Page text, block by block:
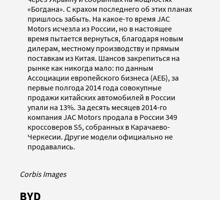
«Богдана». С крахом последнего об этих планах
пришлось забыть. На какое-то время JAC
Motors исчезла из России, но в настоящее
время пытается вернуться, благодаря новым
дилерам, местному производству и прямым
поставкам из Китая. Шансов закрепиться на
рынке как никогда мало: по данным
Ассоциации европейского бизнеса (АЕБ), за
первые полгода 2014 года совокупные
продажи китайских автомобилей в России
упали на 13%. За десять месяцев 2014-го
компания JAC Motors продала в России 349
кроссоверов S5, собранных в Карачаево-
Черкесии. Другие модели официально не
продавались.
Corbis Images
BYD